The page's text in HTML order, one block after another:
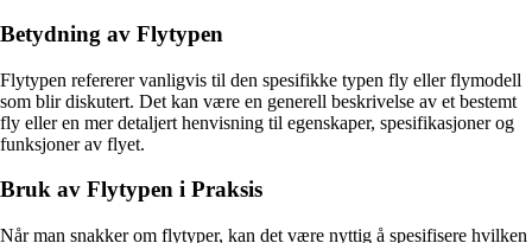
Betydning av Flytypen
Flytypen refererer vanligvis til den spesifikke typen fly eller flymodell
som blir diskutert. Det kan være en generell beskrivelse av et bestemt
fly eller en mer detaljert henvisning til egenskaper, spesifikasjoner og
funksjoner av flyet.
Bruk av Flytypen i Praksis
Når man snakker om flytyper, kan det være nyttig å spesifisere hvilken